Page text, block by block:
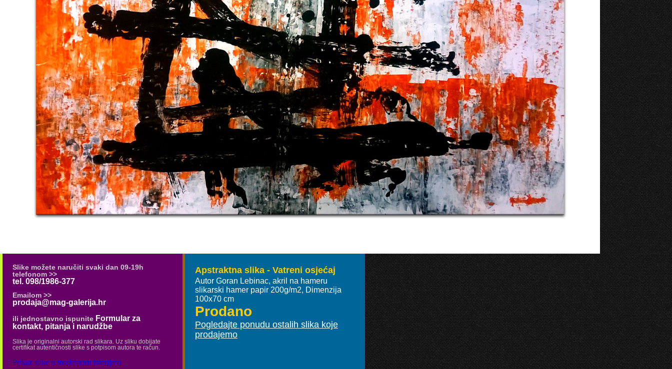
Slike možete naručiti svaki dan 09-19h
telefonom >>
tel. 098/1986-377
Emailom >>
prodaja@mag-galerija.hr
ili jednostavno ispunite Formular za
kontakt, pitanja i narudžbe
Slika je originalni autorski rad slikara. Uz sliku dobijate
certifikat autentičnosti slike s potpisom autora te račun.
Prikaz slike u modernom interijeru
Apstraktna slika - Vatreni osjećaj
Autor Goran Lebinac, akril na hameru
slikarski hamer papir 200g/m2, Dimenzija
100x70 cm
Prodano
Pogledajte ponudu ostalih slika koje
prodajemo